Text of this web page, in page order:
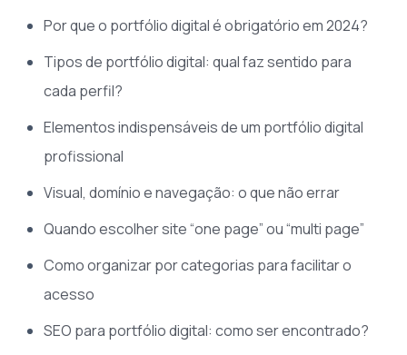
Por que o portfólio digital é obrigatório em 2024?
Tipos de portfólio digital: qual faz sentido para
cada perfil?
Elementos indispensáveis de um portfólio digital
profissional
Visual, domínio e navegação: o que não errar
Quando escolher site “one page” ou “multi page”
Como organizar por categorias para facilitar o
acesso
SEO para portfólio digital: como ser encontrado?